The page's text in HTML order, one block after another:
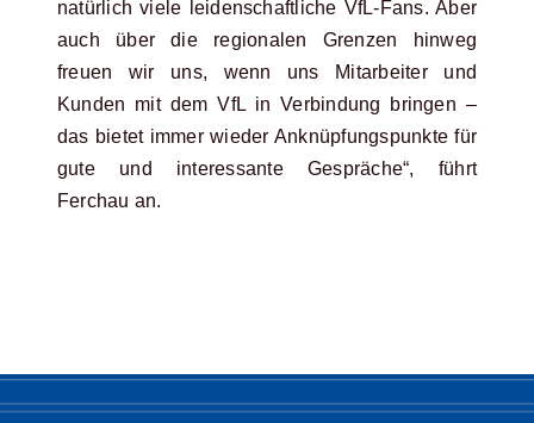
natürlich viele leidenschaftliche VfL-Fans. Aber
auch über die regionalen Grenzen hinweg
freuen wir uns, wenn uns Mitarbeiter und
Kunden mit dem VfL in Verbindung bringen –
das bietet immer wieder Anknüpfungspunkte für
gute und interessante Gespräche“, führt
Ferchau an.